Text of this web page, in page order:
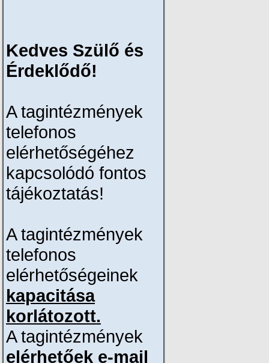
Kedves Szülő és
Érdeklődő!
A tagintézmények
telefonos
elérhetőségéhez
kapcsolódó fontos
tájékoztatás!
A tagintézmények
telefonos
elérhetőségeinek
kapacitása
korlátozott.
A tagintézmények
elérhetőek e-mail